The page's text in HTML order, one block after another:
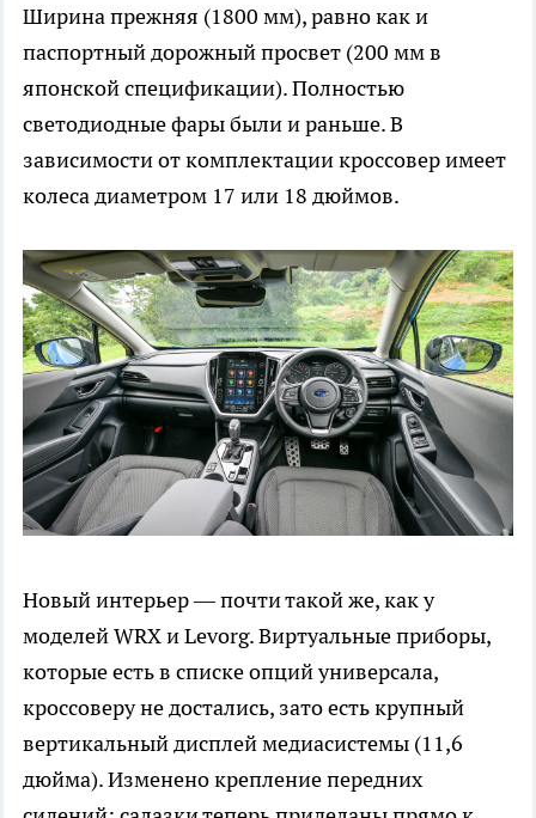
Ширина прежняя (1800 мм), равно как и
паспортный дорожный просвет (200 мм в
японской спецификации). Полностью
светодиодные фары были и раньше. В
зависимости от комплектации кроссовер имеет
колеса диаметром 17 или 18 дюймов.
Новый интерьер — почти такой же, как у
моделей WRX и Levorg. Виртуальные приборы,
которые есть в списке опций универсала,
кроссоверу не достались, зато есть крупный
вертикальный дисплей медиасистемы (11,6
дюйма). Изменено крепление передних